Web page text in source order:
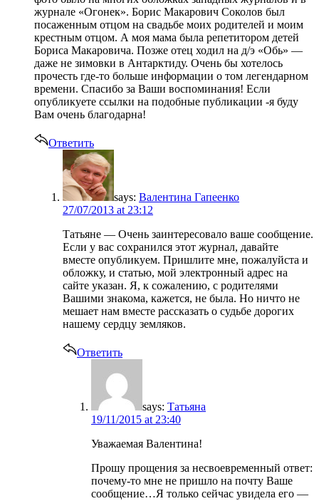
журнале «Огонек». Борис Макарович Соколов был
посаженным отцом на свадьбе моих родителей и моим
крестным отцом. А моя мама была репетитором детей
Бориса Макаровича. Позже отец ходил на д/э «Обь» —
даже не зимовки в Антарктиду. Очень бы хотелось
прочесть где-то больше информации о том легендарном
времени. Спасибо за Ваши воспоминания! Если
опубликуете ссылки на подобные публикации -я буду
Вам очень благодарна!
Ответить
says: Валентина Гапеенко
27/07/2013 at 23:12
Татьяне — Очень заинтересовало ваше сообщение.
Если у вас сохранился этот журнал, давайте
вместе опубликуем. Пришлите мне, пожалуйста и
обложку, и статью, мой электронный адрес на
сайте указан. Я, к сожалению, с родителями
Вашими знакома, кажется, не была. Но ничто не
мешает нам вместе рассказать о судьбе дорогих
нашему сердцу земляков.
Ответить
says: Татьяна
19/11/2015 at 23:40
Уважаемая Валентина!
Прошу прощения за несвоевременный ответ:
почему-то мне не пришло на почту Ваше
сообщение…Я только сейчас увидела его —